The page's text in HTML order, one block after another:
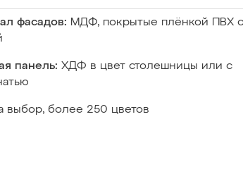
фасадов: МДФ, покрытые плёнкой ПВХ с
панель: ХДФ в цвет столешницы или с
выбор, более 250 цветов